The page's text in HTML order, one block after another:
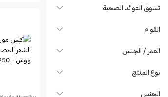
Colab
Diyating
Dr. Ceuracle
Dr.Melaxin
تسوق الفوائد الصحية
القوام
العمر / الجنس
نوع المنتج
الجنس